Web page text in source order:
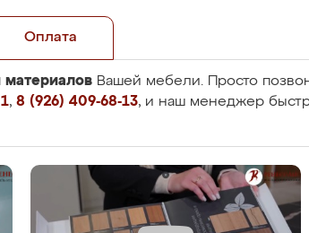
Оплата
материалов Вашей мебели. Просто
, 8 (926) 409-68-13, и наш менеджер